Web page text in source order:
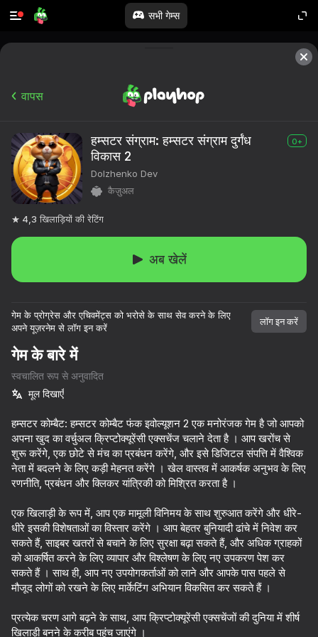
सभी गेम्स
एजेंट बुलेट
Meowdoku
The Evolution of the Mind: The Clicker
Call
वापस
हम्सटर संग्राम: हम्सटर संग्राम दुर्गंध
विकास 2
0+
Dolzhenko Dev
कैज़ुअल
4,3 खिलाड़ियों की रेटिंग
अब खेलें
गेम के प्रोग्रेस और एचिवमेंट्स को भरोसे के साथ सेव करने के लिए
अपने यूज़रनेम से लॉग इन करें
लॉग इन करें
गेम के बारे में
स्वचालित रूप से अनुवादित
मूल दिखाएँ
हम्सटर कोम्बैट: हम्सटर कोम्बैट फंक इवोल्यूशन 2 एक मनोरंजक गेम है जो आपको
अपना खुद का वर्चुअल क्रिप्टोक्यूरेंसी एक्सचेंज चलाने देता है । आप खरोंच से
शुरू करेंगे, एक छोटे से मंच का प्रबंधन करेंगे, और इसे डिजिटल संपत्ति में वैश्विक
नेता में बदलने के लिए कड़ी मेहनत करेंगे । खेल वास्तव में आकर्षक अनुभव के लिए
रणनीति, प्रबंधन और क्लिकर यांत्रिकी को मिश्रित करता है ।
एक खिलाड़ी के रूप में, आप एक मामूली विनिमय के साथ शुरुआत करेंगे और धीरे-
धीरे इसकी विशेषताओं का विस्तार करेंगे । आप बेहतर बुनियादी ढांचे में निवेश कर
सकते हैं, साइबर खतरों से बचाने के लिए सुरक्षा बढ़ा सकते हैं, और अधिक ग्राहकों
को आकर्षित करने के लिए व्यापार और विश्लेषण के लिए नए उपकरण पेश कर
सकते हैं । साथ ही, आप नए उपयोगकर्ताओं को लाने और आपके पास पहले से
मौजूद लोगों को रखने के लिए मार्केटिंग अभियान विकसित कर सकते हैं ।
प्रत्येक चरण आगे बढ़ने के साथ, आप क्रिप्टोक्यूरेंसी एक्सचेंजों की दुनिया में शीर्ष
खिलाड़ी बनने के करीब पहुंच जाएंगे ।